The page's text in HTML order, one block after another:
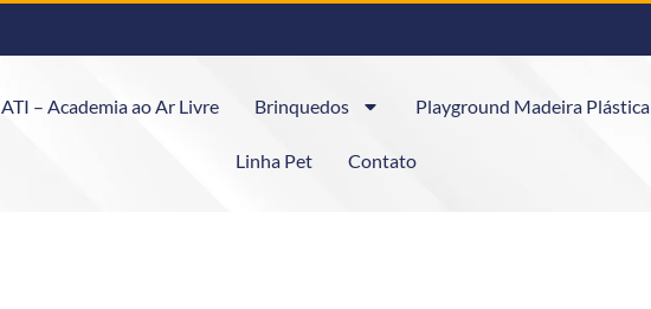
ATI – Academia ao Ar Livre Brinquedos Playground Madeira Plástica
Linha Pet Contato